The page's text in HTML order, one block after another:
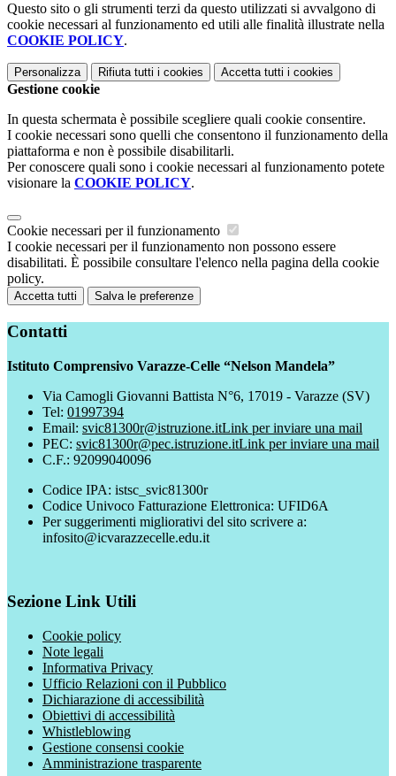
Questo sito o gli strumenti terzi da questo utilizzati si avvalgono di
cookie necessari al funzionamento ed utili alle finalità illustrate nella
COOKIE POLICY.
Personalizza Rifiuta tutti i cookies Accetta tutti i cookies
Gestione cookie
In questa schermata è possibile scegliere quali cookie consentire.
I cookie necessari sono quelli che consentono il funzionamento della
piattaforma e non è possibile disabilitarli.
Per conoscere quali sono i cookie necessari al funzionamento potete
visionare la COOKIE POLICY.
Cookie necessari per il funzionamento
I cookie necessari per il funzionamento non possono essere
disabilitati. È possibile consultare l'elenco nella pagina della cookie
policy.
Accetta tutti Salva le preferenze
Contatti
Istituto Comprensivo Varazze-Celle “Nelson Mandela”
Via Camogli Giovanni Battista N°6, 17019 - Varazze (SV)
Tel: 01997394
Email: svic81300r@istruzione.itLink per inviare una mail
PEC: svic81300r@pec.istruzione.itLink per inviare una mail
C.F.: 92099040096
Codice IPA: istsc_svic81300r
Codice Univoco Fatturazione Elettronica: UFID6A
Per suggerimenti migliorativi del sito scrivere a:
infosito@icvarazzecelle.edu.it
Sezione Link Utili
Cookie policy
Note legali
Informativa Privacy
Ufficio Relazioni con il Pubblico
Dichiarazione di accessibilità
Obiettivi di accessibilità
Whistleblowing
Gestione consensi cookie
Amministrazione trasparente